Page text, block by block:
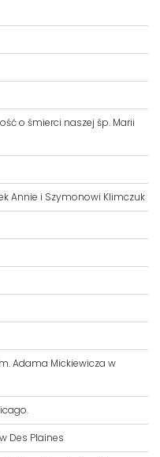
o śmierci naszej śp. Marii
Annie i Szymonowi Klimczuk
Adama Mickiewicza w
Des Plaines